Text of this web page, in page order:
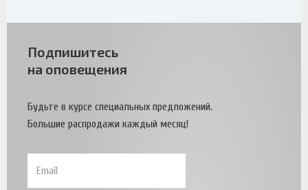
Подпишитесь
на оповещения
Будьте в курсе специальных предложений.
Большие распродажи каждый месяц!